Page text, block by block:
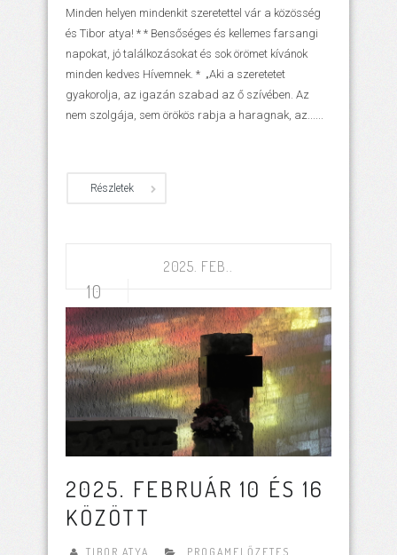
Minden helyen mindenkit szeretettel vár a közösség
és Tibor atya! * * Bensőséges és kellemes farsangi
napokat, jó találkozásokat és sok örömet kívánok
minden kedves Hívemnek. * „Aki a szeretetet
gyakorolja, az igazán szabad az ő szívében. Az
nem szolgája, sem örökös rabja a haragnak, az......
Részletek
2025. FEB..
10
2025. FEBRUÁR 10 ÉS 16
KÖZÖTT
TIBOR ATYA PROGAMELŐZETES